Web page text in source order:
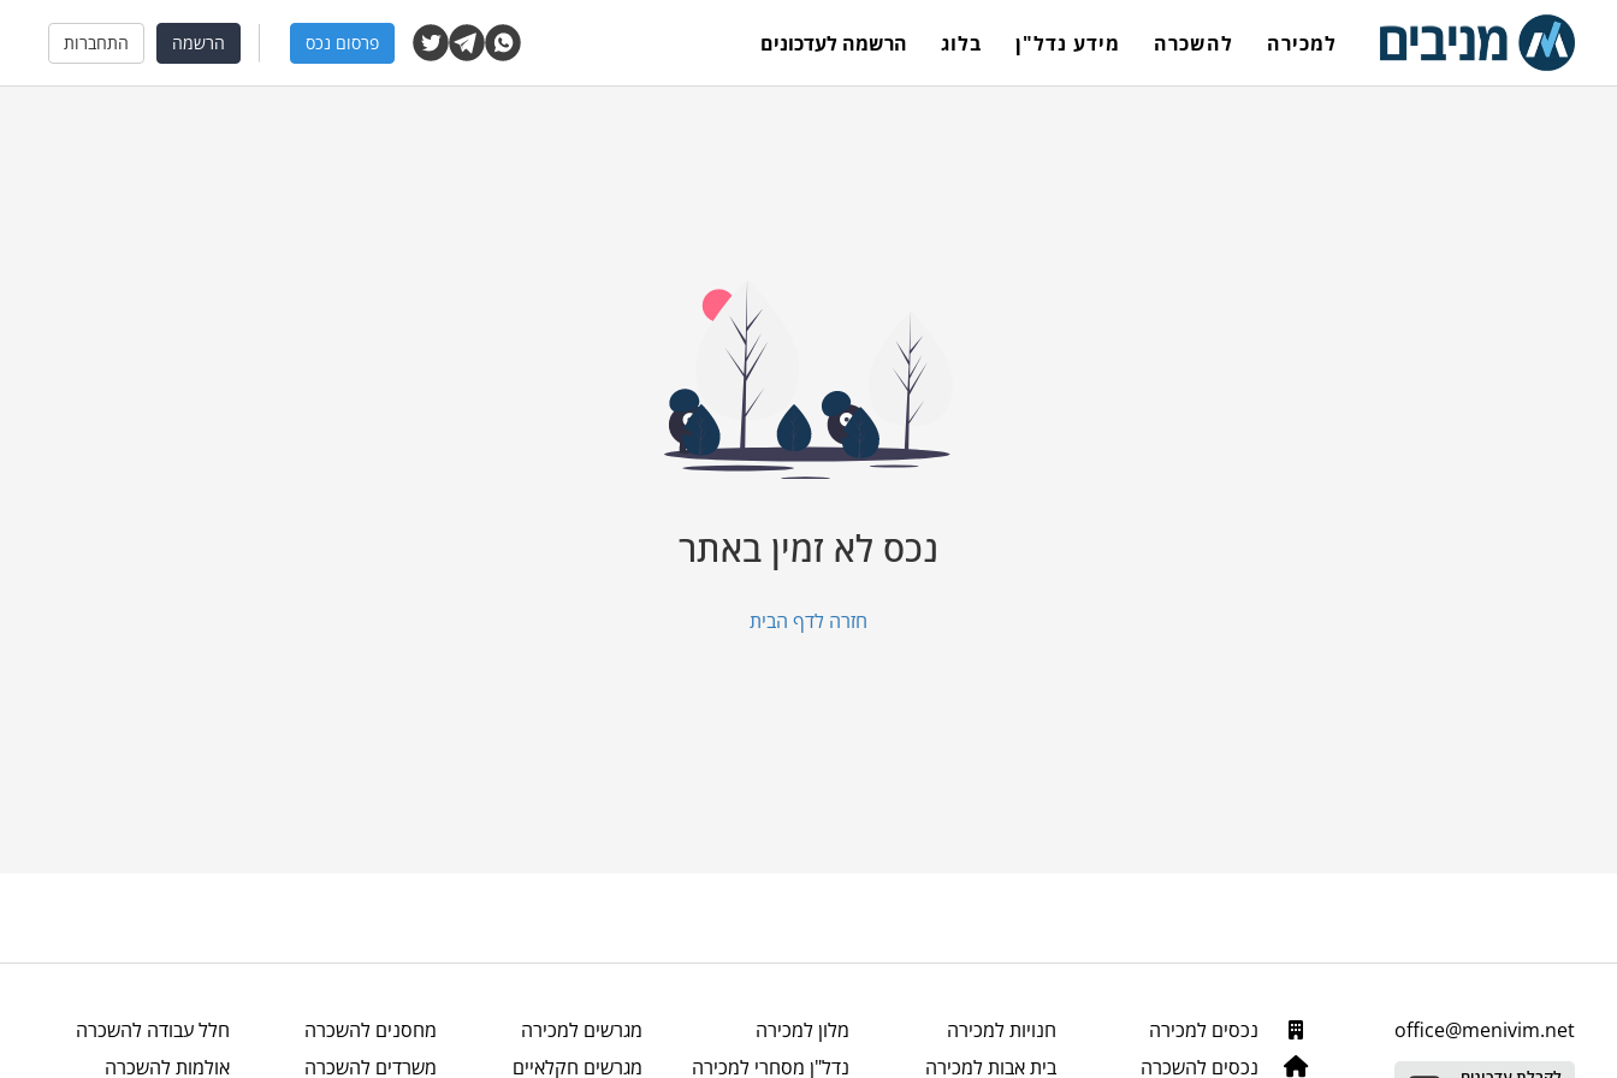
למכירה להשכרה מידע נדל"ן בלוג הרשמה לעדכונים פרסום נכס הרשמה התחברות
נכס לא זמין באתר
חזרה לדף הבית
office@menivim.net
נכסים למכירה
נכסים להשכרה
חנויותלמכירה
בית אבותלמכירה
מלון למכירה
נדל"ן מסחרי למכירה
מגרשים למכירה
מגרשים חקלאיים
מחסנים להשכרה
משרדים להשכרה
חלל עבודה להשכרה
אולמותלהשכרה